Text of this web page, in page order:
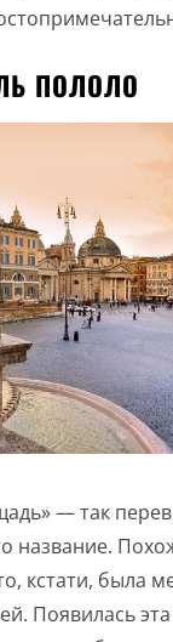
ПОЛОЛО
— так
название.
кстати, была
Появилась эта